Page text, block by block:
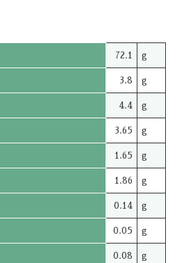
72.1 g
3.8 g
4.4 g
3.65 g
1.65 g
1.86 g
0.14 g
0.05 g
0.08 g